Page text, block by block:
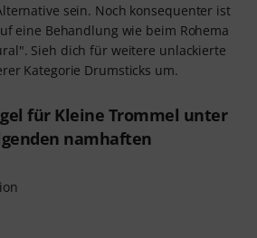
sein. Noch konsequenter ist
eine Behandlung wie beim Rohema
Sieh dich für weitere unlackierte
Kategorie Drumsticks um.
für Kleine Trommel unter
namhaften